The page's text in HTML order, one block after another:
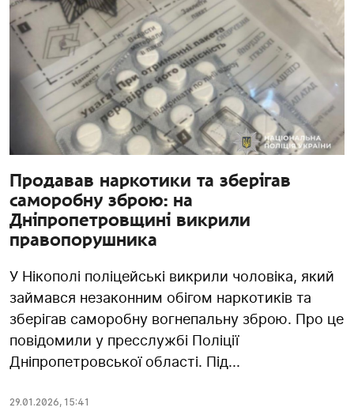
Продавав наркотики та зберігав
саморобну зброю: на
Дніпропетровщині викрили
правопорушника
У Нікополі поліцейські викрили чоловіка, який
займався незаконним обігом наркотиків та
зберігав саморобну вогнепальну зброю. Про це
повідомили у пресслужбі Поліції
Дніпропетровської області. Під...
29.01.2026, 15:41